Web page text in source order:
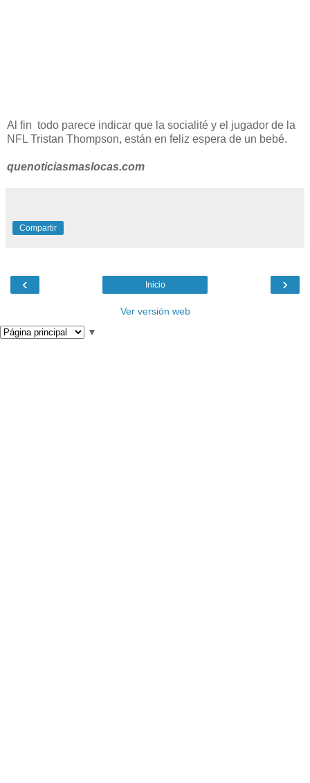
Al fin todo parece indicar que la socialité y el jugador de la
NFL Tristan Thompson, están en feliz espera de un bebé.
quenoticiasmaslocas.com
Compartir
‹ ›
Inicio
Ver versión web
▼